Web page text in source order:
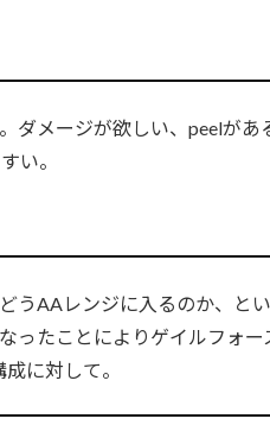
ダメージが欲しい、peelが
い。
うAAレンジに入るのか、と
ったことによりゲイルフォ
に対して。